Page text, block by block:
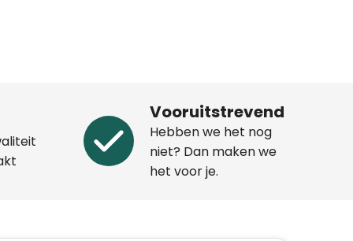
Vooruitstrevend
Hebben we het nog
niet? Dan maken we
het voor je.